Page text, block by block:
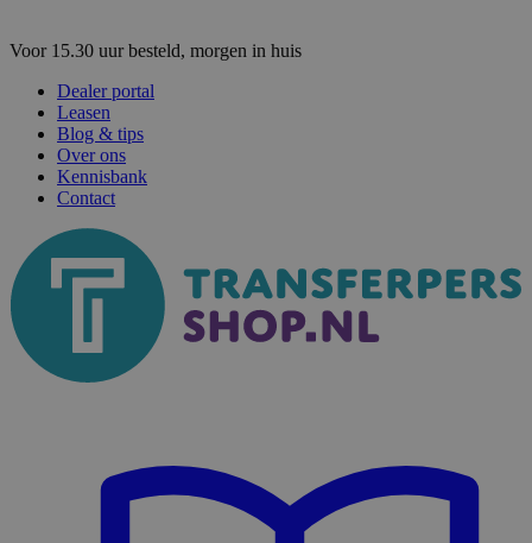
Voor 15.30 uur besteld, morgen in huis
Dealer portal
Leasen
Blog & tips
Over ons
Kennisbank
Contact